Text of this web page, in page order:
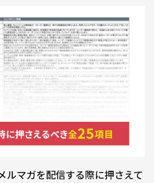
ルマガを配信する際に押さえて